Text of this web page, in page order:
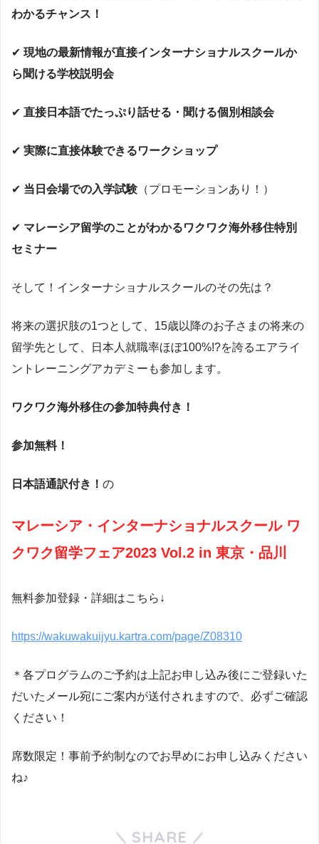
わかるチャンス！
✔︎ 現地の最新情報が直接インターナショナルスクールか
ら聞ける学校説明会
✔︎ 直接日本語でたっぷり話せる・聞ける個別相談会
✔︎ 実際に直接体験できるワークショップ
✔︎ 当日会場での入学試験 （プロモーションあり！）
✔︎ マレーシア留学のことがわかるワクワク海外移住特別
セミナー
そして！インターナショナルスクールのその先は？
将来の選択肢の1つとして、15歳以降のお子さまの将来の
留学先として、日本人就職率ほぼ100%!?を誇るエアライ
ントレーニングアカデミーも参加します。
ワクワク海外移住の参加特典付き！
参加無料！
日本語通訳付き！ の
マレーシア・インターナショナルスクール ワ
クワク留学フェア2023 Vol.2 in 東京・品川
無料参加登録・詳細はこちら↓
https://wakuwakuijyu.kartra.com/page/Z08310
＊各プログラムのご予約は上記お申し込み後にご登録いた
だいたメール宛にご案内が送付されますので、必ずご確認
ください！
席数限定！事前予約制なのでお早めにお申し込みください
ね♪
SHARE